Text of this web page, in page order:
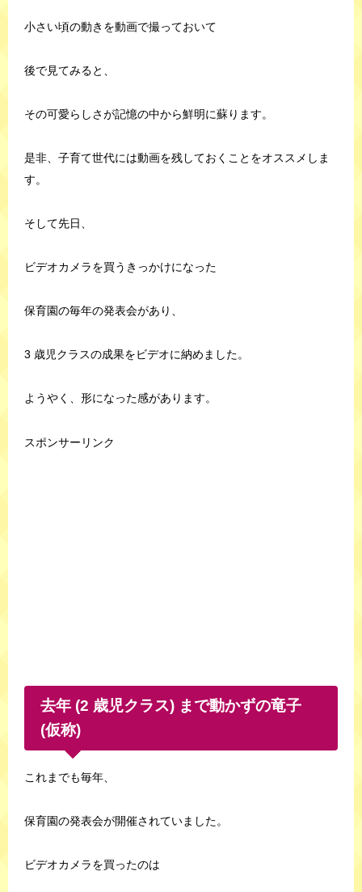
小さい頃の動きを動画で撮っておいて
後で見てみると、
その可愛らしさが記憶の中から鮮明に蘇ります。
是非、子育て世代には動画を残しておくことをオススメしま
す。
そして先日、
ビデオカメラを買うきっかけになった
保育園の毎年の発表会があり、
3 歳児クラスの成果をビデオに納めました。
ようやく、形になった感があります。
スポンサーリンク
去年 (2 歳児クラス) まで動かずの竜子
(仮称)
これまでも毎年、
保育園の発表会が開催されていました。
ビデオカメラを買ったのは